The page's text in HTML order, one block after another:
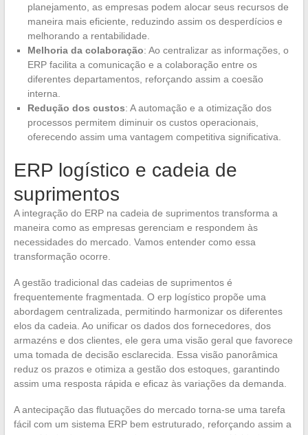
planejamento, as empresas podem alocar seus recursos de
maneira mais eficiente, reduzindo assim os desperdícios e
melhorando a rentabilidade.
Melhoria da colaboração: Ao centralizar as informações, o
ERP facilita a comunicação e a colaboração entre os
diferentes departamentos, reforçando assim a coesão
interna.
Redução dos custos: A automação e a otimização dos
processos permitem diminuir os custos operacionais,
oferecendo assim uma vantagem competitiva significativa.
ERP logístico e cadeia de
suprimentos
A integração do ERP na cadeia de suprimentos transforma a
maneira como as empresas gerenciam e respondem às
necessidades do mercado. Vamos entender como essa
transformação ocorre.
A gestão tradicional das cadeias de suprimentos é
frequentemente fragmentada. O erp logístico propõe uma
abordagem centralizada, permitindo harmonizar os diferentes
elos da cadeia. Ao unificar os dados dos fornecedores, dos
armazéns e dos clientes, ele gera uma visão geral que favorece
uma tomada de decisão esclarecida. Essa visão panorâmica
reduz os prazos e otimiza a gestão dos estoques, garantindo
assim uma resposta rápida e eficaz às variações da demanda.
A antecipação das flutuações do mercado torna-se uma tarefa
fácil com um sistema ERP bem estruturado, reforçando assim a